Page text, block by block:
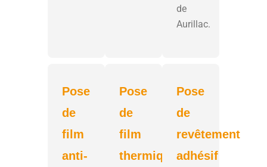
de
Aurillac.
Pose
de
film
anti-
Pose
de
film
thermique
Pose
de
revêtement
adhésif